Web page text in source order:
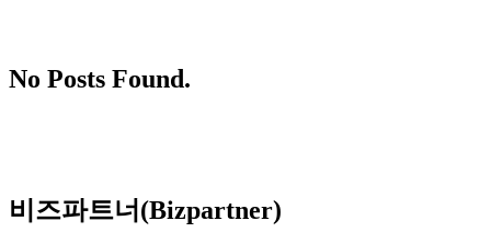
No Posts Found.
비즈파트너(Bizpartner)